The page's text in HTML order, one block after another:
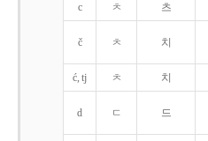
c ㅊ 츠
č ㅊ 치
ć, tj ㅊ 치
d ㄷ 드